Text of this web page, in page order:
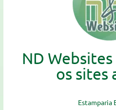
ND
os sites
Estamparia